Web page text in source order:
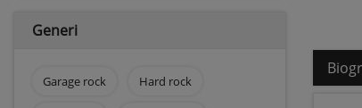
Generi
Garage rock Hard rock